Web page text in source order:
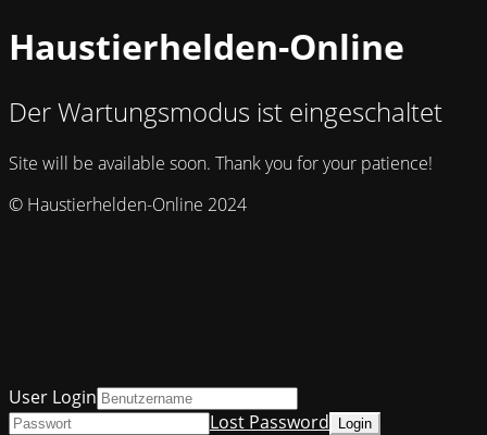
Haustierhelden-Online
Der Wartungsmodus ist eingeschaltet
Site will be available soon. Thank you for your patience!
© Haustierhelden-Online 2024
User Login
Lost Password